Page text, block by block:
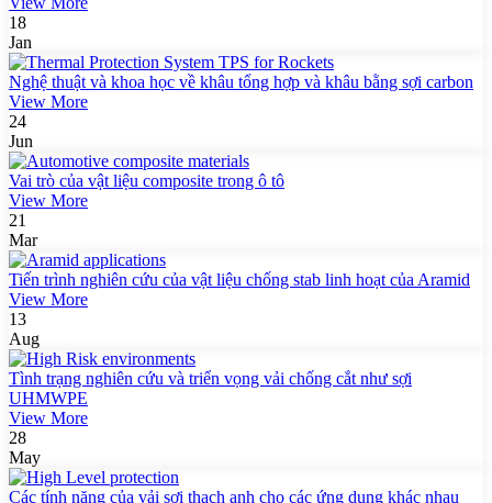
18
Jan
Nghệ thuật và khoa học về khâu tổng hợp và khâu bằng sợi carbon
View More
24
Jun
Vai trò của vật liệu composite trong ô tô
View More
21
Mar
Tiến trình nghiên cứu của vật liệu chống stab linh hoạt của Aramid
View More
13
Aug
Tình trạng nghiên cứu và triển vọng vải chống cắt như sợi
UHMWPE
View More
28
May
Các tính năng của vải sợi thạch anh cho các ứng dụng khác nhau